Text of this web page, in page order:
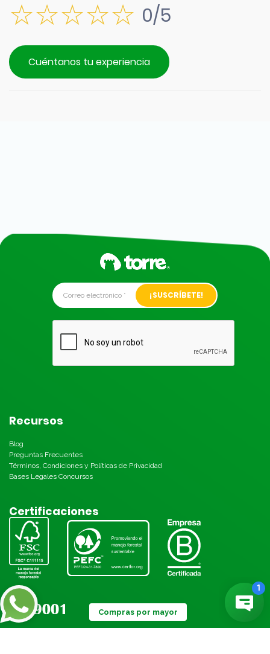
0/5
Cuéntanos tu experiencia
Alternative:
Recursos
Blog
Preguntas Frecuentes
Términos, Condiciones y Políticas de Privacidad
Bases Legales Concursos
Certificaciones
Compras por mayor